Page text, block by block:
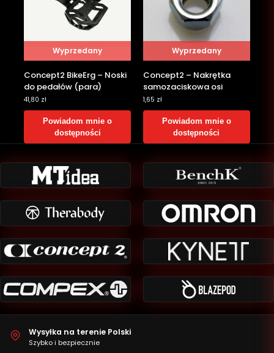
Wyprzedany
Concept2 BikeErg – Noski
do pedałów (para)
41,80 zł
Powiadom mnie o
dostępności
Wyprzedany
Concept2 – Nakrętka
samozaciskowa osi
1,65 zł
Powiadom mnie o
dostępności
Wysyłka na terenie Polski
Szybko i bezpiecznie